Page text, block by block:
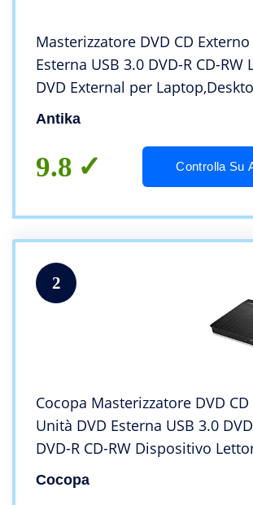
Masterizzatore DVD CD
Esterna USB 3.0 DVD-R CD-RW
DVD External per
Air/Pro/OS/XP/Win11/Win10/
Antika
9.8 Controlla Su
2
Cocopa Masterizzatore DVD
Unità DVD Esterna USB 3.0
DVD-R CD-RW Dispositivo
Schede Portatile Ultra Slim
Per Windows 98/ME/
Cocopa